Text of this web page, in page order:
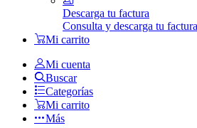
Descarga tu factura
Consulta y descarga tu factura
Mi carrito
Mi cuenta
Buscar
Categorías
Mi carrito
Más